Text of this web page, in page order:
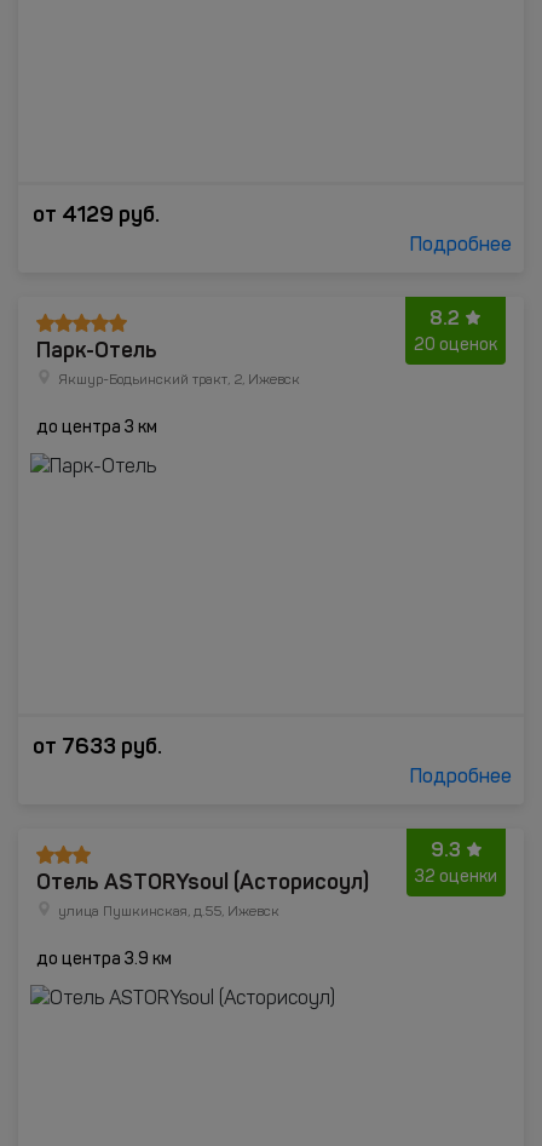
от 4129 руб.
Подробнее
8.2
20 оценок
Парк-Отель
Якшур-Бодьинский тракт, 2, Ижевск
до центра 3 км
от 7633 руб.
Подробнее
9.3
32 оценки
Отель ASTORYsoul (Асторисоул)
улица Пушкинская, д.55, Ижевск
до центра 3.9 км